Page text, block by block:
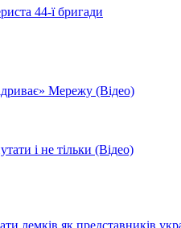
44-ї бригади
Мережу (Відео)
і не тільки (Відео)